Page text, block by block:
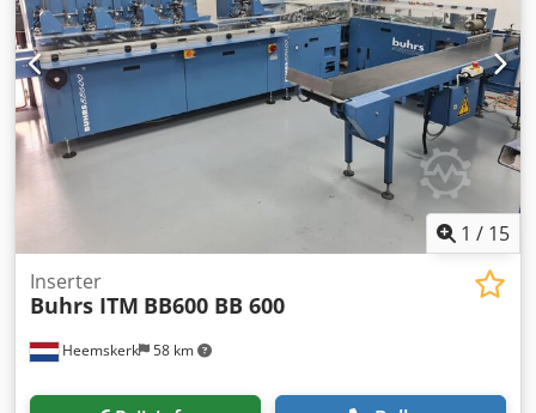
1 / 15
Heemskerk 58 km
Inserter
Buhrs ITM BB600 BB 600